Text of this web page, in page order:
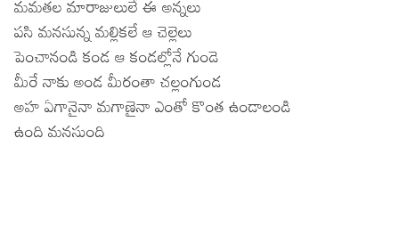
పసి మనసున్న మల్లికలే ఆ చెల్లెలు
పెంచానండి కండ ఆ కండల్లోనే గుండె
మీరే నాకు అండ మీరంతా చల్లంగుండ
అహ ఏగానైనా మగాణైనా ఎంతో కొంత ఉండాలండి
ఉంది మనసుంది